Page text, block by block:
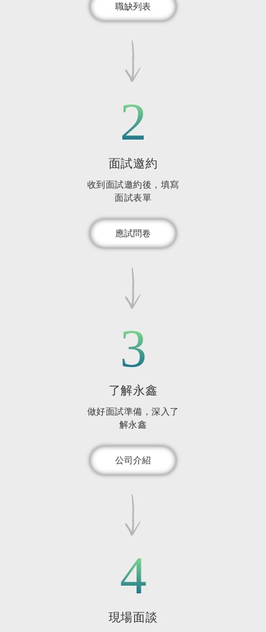
職缺列表
2
面試邀約
收到面試邀約後，填寫
面試表單
應試問卷
3
了解永鑫
做好面試準備，深入了
解永鑫
公司介紹
4
現場面談